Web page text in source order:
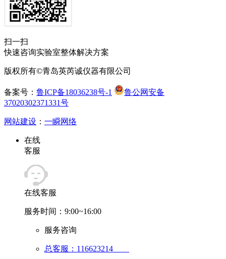
扫一扫
快速咨询实验室整体解决方案
版权所有©青岛英芮诚仪器有限公司
备案号： 鲁ICP备18036238号-1
鲁公网安备
37020302371331号
网站建设 ： 一瞬网络
在线
客服
在线客服
服务时间：9:00~16:00
服务咨询
总客服：116623214